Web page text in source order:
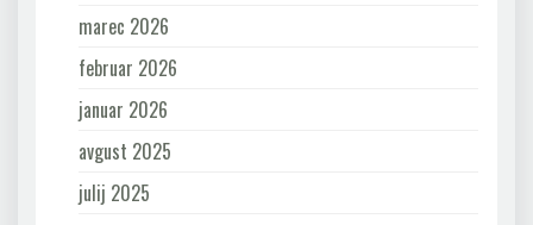
marec 2026
februar 2026
januar 2026
avgust 2025
julij 2025